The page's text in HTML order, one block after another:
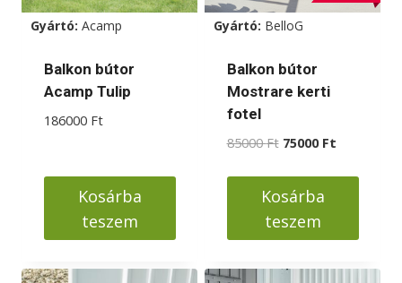
a
termékoldalon
választhatók
ki
Gyártó: Acamp
Balkon bútor
Acamp Tulip
186000 Ft
Kosárba
teszem
Gyártó: BelloG
Balkon bútor
Mostrare kerti
fotel
85000Ft Original
was:
85000 Ft.
75000 FtCurrent
is:
Kosárba
teszem